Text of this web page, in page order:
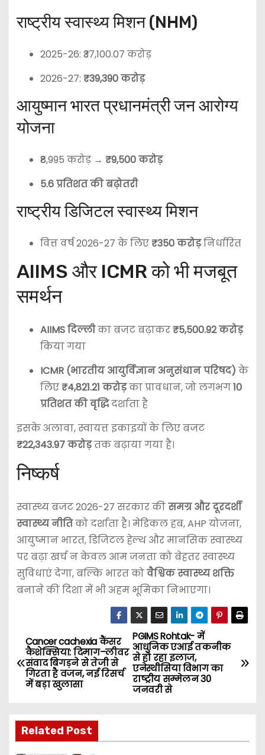
राष्ट्रीय स्वास्थ्य मिशन (NHM)
2025-26: ₹37,100.07 करोड़
2026-27: ₹39,390 करोड़
आयुष्मान भारत प्रधानमंत्री जन आरोग्य
योजना
₹8,995 करोड़ → ₹9,500 करोड़
5.6 प्रतिशत की बढ़ोतरी
राष्ट्रीय डिजिटल स्वास्थ्य मिशन
वित्त वर्ष 2026-27 के लिए₹350 करोड़निर्धारित
AIIMS और ICMR को भी मजबूत
समर्थन
AIIMS दिल्लीका बजट बढ़ाकर₹5,500.92 करोड़
किया गया
ICMR (भारतीय आयुर्विज्ञान अनुसंधान परिषद) के
लिए₹4,821.21 करोड़का प्रावधान, जो लगभग10
प्रतिशत की वृद्धिदर्शाता है
इसके अलावा, स्वायत्त इकाइयों के लिए बजट
₹22,343.97 करोड़तक बढ़ाया गया है।
निष्कर्ष
स्वास्थ्य बजट 2026-27 सरकार कीसमग्र और दूरदर्शी
स्वास्थ्य नीतिको दर्शाता है। मेडिकल हब, AHP योजना,
आयुष्मान भारत, डिजिटल हेल्थ और मानसिक स्वास्थ्य
पर बढ़ा खर्च न केवल आम जनता को बेहतर स्वास्थ्य
सुविधाएं देगा, बल्कि भारत कोवैश्विक स्वास्थ्य शक्ति
बनाने की दिशा में भी अहम भूमिका निभाएगा।
P
o
s
t
n
PGIMS Rohtak- में
आधुनिक एआई तकनीक
से हो रहा इलाज,
एनेस्थीसिया विभाग का
राष्ट्रीय सम्मेलन 30
जनवरी से
Cancer cachexia कैंसर
कैशेक्सिया: दिमाग–लीवर
संवाद बिगड़ने से तेजी से
गिरता है वजन, नई रिसर्च
में बड़ा खुलासा
Related Post